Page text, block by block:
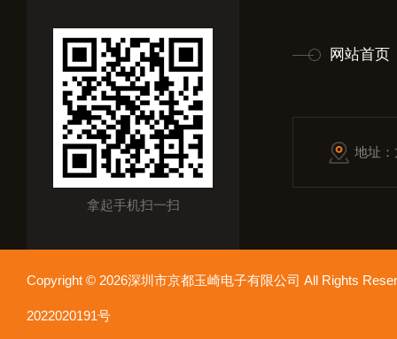
拿起手机扫一扫
网站首页
地址
Copyright © 2026深圳市京都玉崎电子有限公司 All Rights
2022020191号